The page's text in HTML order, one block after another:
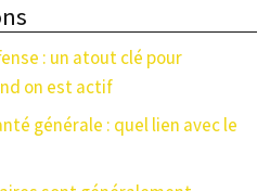
: un atout clé pour
on est actif
générale : quel lien avec le